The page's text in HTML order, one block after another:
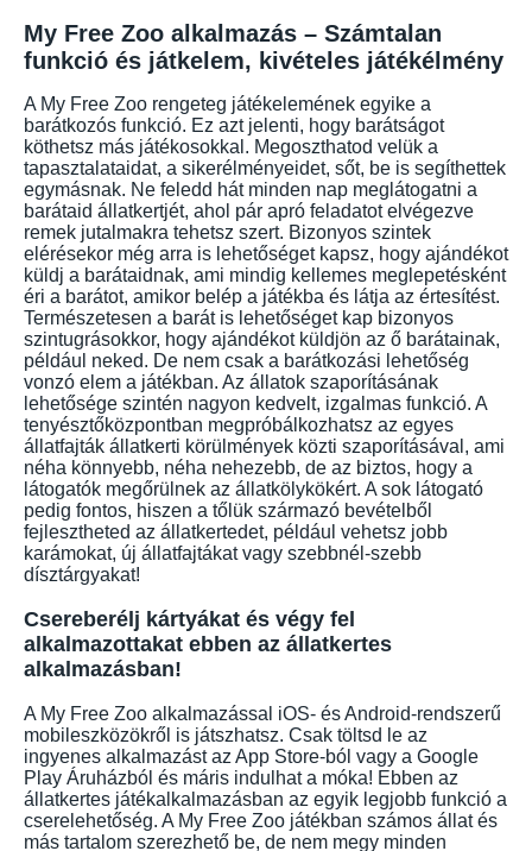
My Free Zoo alkalmazás – Számtalan
funkció és játkelem, kivételes játékélmény
A My Free Zoo rengeteg játékelemének egyike a
barátkozós funkció. Ez azt jelenti, hogy barátságot
köthetsz más játékosokkal. Megoszthatod velük a
tapasztalataidat, a sikerélményeidet, sőt, be is segíthettek
egymásnak. Ne feledd hát minden nap meglátogatni a
barátaid állatkertjét, ahol pár apró feladatot elvégezve
remek jutalmakra tehetsz szert. Bizonyos szintek
elérésekor még arra is lehetőséget kapsz, hogy ajándékot
küldj a barátaidnak, ami mindig kellemes meglepetésként
éri a barátot, amikor belép a játékba és látja az értesítést.
Természetesen a barát is lehetőséget kap bizonyos
szintugrásokkor, hogy ajándékot küldjön az ő barátainak,
például neked. De nem csak a barátkozási lehetőség
vonzó elem a játékban. Az állatok szaporításának
lehetősége szintén nagyon kedvelt, izgalmas funkció. A
tenyésztőközpontban megpróbálkozhatsz az egyes
állatfajták állatkerti körülmények közti szaporításával, ami
néha könnyebb, néha nehezebb, de az biztos, hogy a
látogatók megőrülnek az állatkölykökért. A sok látogató
pedig fontos, hiszen a tőlük származó bevételből
fejlesztheted az állatkertedet, például vehetsz jobb
karámokat, új állatfajtákat vagy szebbnél-szebb
dísztárgyakat!
Csereberélj kártyákat és végy fel
alkalmazottakat ebben az állatkertes
alkalmazásban!
A My Free Zoo alkalmazással iOS- és Android-rendszerű
mobileszközökről is játszhatsz. Csak töltsd le az
ingyenes alkalmazást az App Store-ból vagy a Google
Play Áruházból és máris indulhat a móka! Ebben az
állatkertes játékalkalmazásban az egyik legjobb funkció a
cserelehetőség. A My Free Zoo játékban számos állat és
más tartalom szerezhető be, de nem megy minden